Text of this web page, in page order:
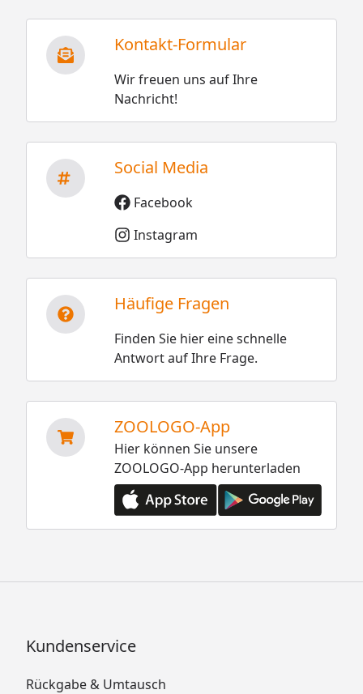
Kontakt-Formular
Wir freuen uns auf Ihre
Nachricht!
Social Media
Facebook
Instagram
Häufige Fragen
Finden Sie hier eine schnelle
Antwort auf Ihre Frage.
ZOOLOGO-App
Hier können Sie unsere
ZOOLOGO-App herunterladen
Kundenservice
Rückgabe & Umtausch